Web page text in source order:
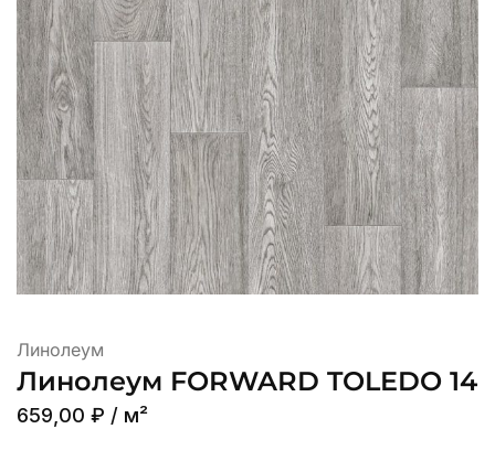
Линолеум
Линолеум FORWARD TOLEDO 14
659,00 ₽ / м²